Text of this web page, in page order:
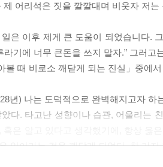
제 어리석은 짓을 깔깔대며 비웃자 저
은 이후 제게 큰 도움이 되었습니다.
라기에 너무 큰돈을 쓰지 말자.” 그러고
볼 때 비로소 깨닫게 되는 진실」중에서
년) 나는 도덕적으로 완벽해지고자
았다. 타고난 성향이나 습관, 어울리는
일이라는 것을 깨닫게 되었다. 한 가